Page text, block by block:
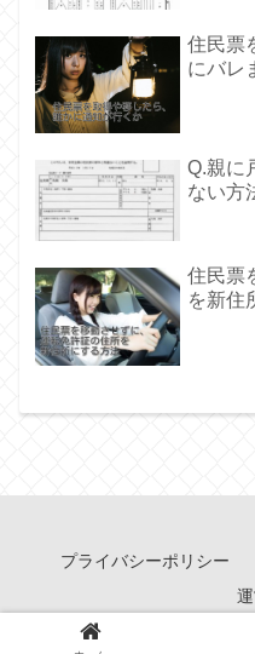
住民票
にバレ
Q.親に
ない方
住民票
を新住
プライバシーポリシー
Copyright © 2011-2026 住